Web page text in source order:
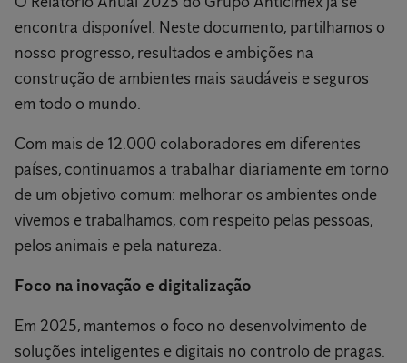
encontra disponível. Neste documento, partilhamos o
nosso progresso, resultados e ambições na
construção de ambientes mais saudáveis e seguros
em todo o mundo.
Com mais de 12.000 colaboradores em diferentes
países, continuamos a trabalhar diariamente em torno
de um objetivo comum: melhorar os ambientes onde
vivemos e trabalhamos, com respeito pelas pessoas,
pelos animais e pela natureza.
Foco na inovação e digitalização
Em 2025, mantemos o foco no desenvolvimento de
soluções inteligentes e digitais no controlo de pragas.